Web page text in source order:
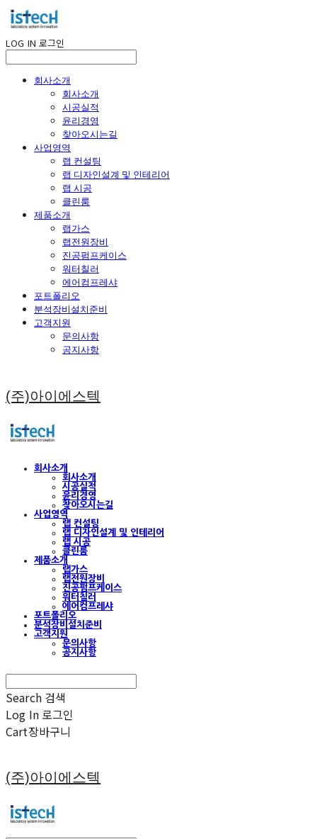
LOG IN 로그인
회사소개
회사소개
시공실적
윤리경영
찾아오시는길
사업영역
랩 컨설팅
랩 디자인설계 및 인테리어
랩 시공
클린룸
제품소개
랩가스
랩전원장비
진공펌프케이스
워터칠러
에어컴프레샤
포트폴리오
분석장비설치준비
고객지원
문의사항
공지사항
(주)아이에스텍
회사소개
회사소개
시공실적
윤리경영
찾아오시는길
사업영역
랩 컨설팅
랩 디자인설계 및 인테리어
랩 시공
클린룸
제품소개
랩가스
랩전원장비
진공펌프케이스
워터칠러
에어컴프레샤
포트폴리오
분석장비설치준비
고객지원
문의사항
공지사항
Search 검색
Log In 로그인
Cart장바구니
(주)아이에스텍